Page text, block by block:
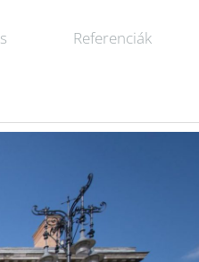
Referenciák